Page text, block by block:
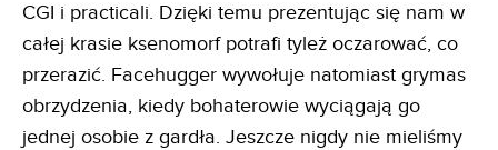
CGI i practicali. Dzięki temu prezentując się nam w
całej krasie ksenomorf potrafi tyleż oczarować, co
przerazić. Facehugger wywołuje natomiast grymas
obrzydzenia, kiedy bohaterowie wyciągają go
jednej osobie z gardła. Jeszcze nigdy nie mieliśmy